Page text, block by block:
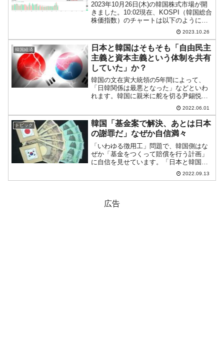
2023年10月26日(木)の韓国株式市場が開
きました。10:02現在、KOSPI（韓国総合
株価指数）のチャートは以下のようにな
『Investing.com』より引用）。ドーンと
ギャップダウンして始まりました。
KOSP...
2023.10.26
韓国経済
日本と韓国はそもそも「自由民主
主義と資本主義という体制を共有
していた」か？
韓国の文在寅大統領の5年間によって、
「日韓関係は最悪となった」などといわ
れます。韓国に親米に舵を切る尹錫悦
（ユン・ソギョル）大統領が誕生しまし
た。これを機に、「日韓関係を改善す
る」「日韓関係のもつれをほぐす」とい
った意見表明が出て、実際、日...
2022.06.01
トピック
韓国「基金案で解決、あとは日本
の謝罪だ」なぜか自信満々
「いわゆる徴用工」問題で、韓国側はな
ぜか「基金をつくって賠償を行う計画」
に自信を見せています。「日本と韓国の
企業がお金を出して基金を組成し、そこ
から原告にお金を支払う」というプラン
2022.09.13
広告